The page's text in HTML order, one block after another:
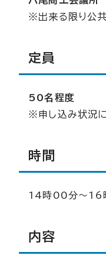
※出来る限り公
定員
50名程度
※申し込み状況に
時間
14時00分～16
内容